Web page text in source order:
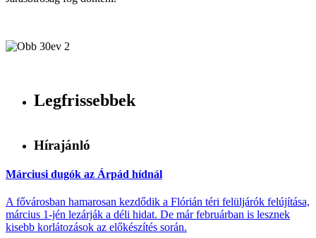
Legfrissebbek
Hírajánló
Márciusi dugók az Árpád hídnál
A fővárosban hamarosan kezdődik a Flórián téri felüljárók felújítása,
március 1-jén lezárják a déli hidat. De már februárban is lesznek
kisebb korlátozások az előkészítés során.